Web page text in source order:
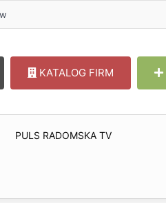
KATALOG FIRM
PULS RADOMSKA TV